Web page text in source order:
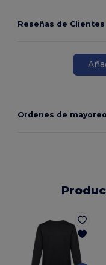
Reseñas de
Ordenes de mayoreo